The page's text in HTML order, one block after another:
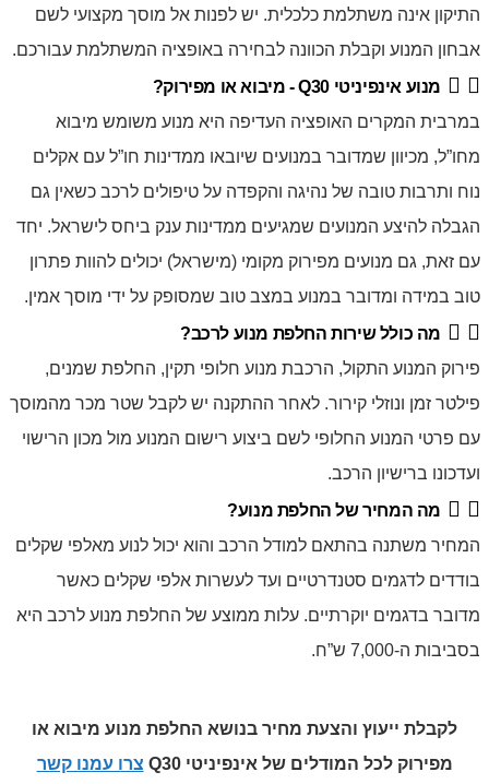
התיקון אינה משתלמת כלכלית. יש לפנות אל מוסך מקצועי לשם
אבחון המנוע וקבלת הכוונה לבחירה באופציה המשתלמת עבורכם.
מנוע אינפיניטי Q30 - מיבוא או מפירוק?
במרבית המקרים האופציה העדיפה היא מנוע משומש מיבוא
מחו”ל, מכיוון שמדובר במנועים שיובאו ממדינות חו”ל עם אקלים
נוח ותרבות טובה של נהיגה והקפדה על טיפולים לרכב כשאין גם
הגבלה להיצע המנועים שמגיעים ממדינות ענק ביחס לישראל. יחד
עם זאת, גם מנועים מפירוק מקומי (מישראל) יכולים להוות פתרון
טוב במידה ומדובר במנוע במצב טוב שמסופק על ידי מוסך אמין.
מה כולל שירות החלפת מנוע לרכב?
פירוק המנוע התקול, הרכבת מנוע חלופי תקין, החלפת שמנים,
פילטר זמן ונוזלי קירור. לאחר ההתקנה יש לקבל שטר מכר מהמוסך
עם פרטי המנוע החלופי לשם ביצוע רישום המנוע מול מכון הרישוי
ועדכונו ברישיון הרכב.
מה המחיר של החלפת מנוע?
המחיר משתנה בהתאם למודל הרכב והוא יכול לנוע מאלפי שקלים
בודדים לדגמים סטנדרטיים ועד לעשרות אלפי שקלים כאשר
מדובר בדגמים יוקרתיים. עלות ממוצע של החלפת מנוע לרכב היא
בסביבות ה-7,000 ש”ח.
לקבלת ייעוץ והצעת מחיר בנושא החלפת מנוע מיבוא או
מפירוקלכל המודלים של אינפיניטי Q30 צרו עמנו קשר